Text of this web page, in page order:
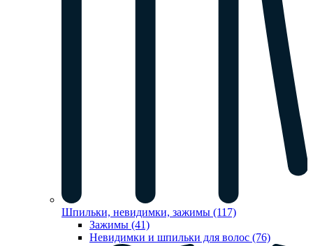
Шпильки, невидимки, зажимы (117)
Зажимы (41)
Невидимки и шпильки для волос (76)